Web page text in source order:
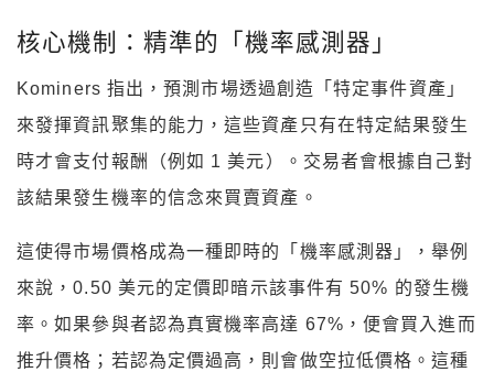
核心機制：精準的「機率感測器」
Kominers 指出，預測市場透過創造「特定事件資產」
來發揮資訊聚集的能力，這些資產只有在特定結果發生
時才會支付報酬（例如 1 美元）。交易者會根據自己對
該結果發生機率的信念來買賣資產。
這使得市場價格成為一種即時的「機率感測器」，舉例
來說，0.50 美元的定價即暗示該事件有 50% 的發生機
率。如果參與者認為真實機率高達 67%，便會買入進而
推升價格；若認為定價過高，則會做空拉低價格。這種